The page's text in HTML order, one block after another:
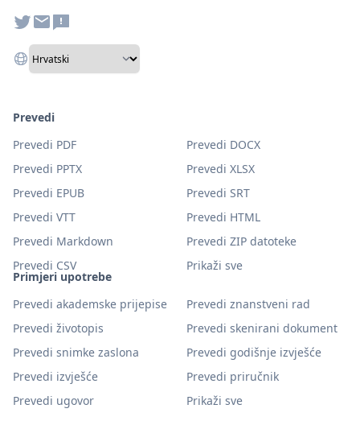
Primjeri upotrebe
Prevedi akademske prijepise
Prevedi znanstveni rad
Prevedi životopis
Prevedi skenirani dokument
Prevedi snimke zaslona
Prevedi godišnje izvješće
Prevedi izvješće
Prevedi priručnik
Prevedi ugovor
Prikaži sve
Prevedi
Prevedi PDF
Prevedi DOCX
Prevedi PPTX
Prevedi XLSX
Prevedi EPUB
Prevedi SRT
Prevedi VTT
Prevedi HTML
Prevedi Markdown
Prevedi ZIP datoteke
Prevedi CSV
Prikaži sve